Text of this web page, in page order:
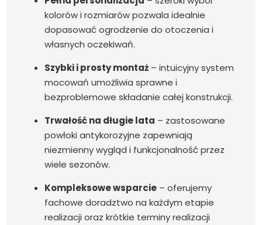
kolorów i rozmiarów pozwala idealnie
dopasować ogrodzenie do otoczenia i
własnych oczekiwań.
Szybki i prosty montaż – intuicyjny system
mocowań umożliwia sprawne i
bezproblemowe składanie całej konstrukcji.
Trwałość na długie lata – zastosowane
powłoki antykorozyjne zapewniają
niezmienny wygląd i funkcjonalność przez
wiele sezonów.
Kompleksowe wsparcie – oferujemy
fachowe doradztwo na każdym etapie
realizacji oraz krótkie terminy realizacji